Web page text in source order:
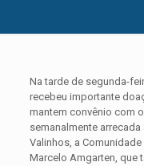
Na tarde de segunda-
recebeu importante
mantem convênio com
semanalmente
Valinhos, a
Marcelo Amgarten, que